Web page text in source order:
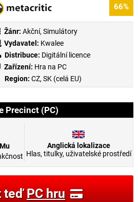
66%
Žánr: Akční, Simulátory
Vydavatel: Kwalee
Distribuce: Digitální licence
Zařízení: Hra na PC
Region: CZ, SK (celá EU)
Precinct (PC)
Anglická lokalizace
Hlas, titulky, uživatelské prostředí
teďPC hru